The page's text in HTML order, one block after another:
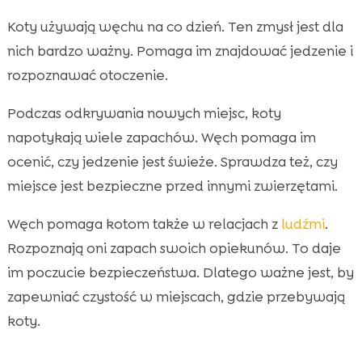
Koty używają węchu na co dzień. Ten zmysł jest dla
nich bardzo ważny. Pomaga im znajdować jedzenie i
rozpoznawać otoczenie.
Podczas odkrywania nowych miejsc, koty
napotykają wiele zapachów. Węch pomaga im
ocenić, czy jedzenie jest świeże. Sprawdza też, czy
miejsce jest bezpieczne przed innymi zwierzętami.
Węch pomaga kotom także w relacjach z ludźmi.
Rozpoznają oni zapach swoich opiekunów. To daje
im poczucie bezpieczeństwa. Dlatego ważne jest, by
zapewniać czystość w miejscach, gdzie przebywają
koty.